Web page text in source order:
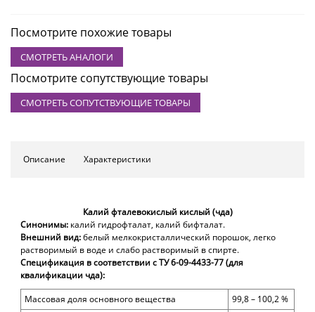
Посмотрите похожие товары
СМОТРЕТЬ АНАЛОГИ
Посмотрите сопутствующие товары
СМОТРЕТЬ СОПУТСТВУЮЩИЕ ТОВАРЫ
Описание Характеристики
Калий фталевокислый кислый (чда)
Синонимы: калий гидрофталат, калий бифталат.
Внешний вид:белый мелкокристаллический порошок, легко
растворимый в воде и слабо растворимый в спирте.
Спецификация в соответствии с ТУ 6-09-4433-77 (для
квалификации чда):
Массовая доля основного вещества 99,8 – 100,2%